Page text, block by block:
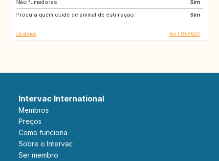
Não fumadores:
Sim
Procura quem cuide de animal de estimação:
Sim
Destinos Ver FR56623
Intervac International
Membros
Preços
Como funciona
Sobre o Intervac
Ser membro